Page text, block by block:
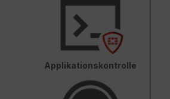
Applikationskontrolle